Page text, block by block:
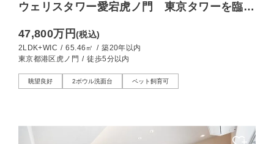
ウェリスタワー愛宕虎ノ門 東京タワーを臨
47,800万円(税込)
2LDK+WIC / 65.46㎡ / 築20年以内
東京都港区虎ノ門 / 徒歩5分以内
眺望良好 2ボウル洗面台 ペット飼育可